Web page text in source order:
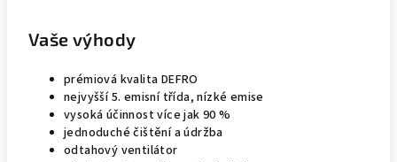
Vaše výhody
prémiová kvalita DEFRO
nejvyšší 5. emisní třída, nízké emise
vysoká účinnost více jak 90 %
jednoduché čištění a údržba
odtahový ventilátor